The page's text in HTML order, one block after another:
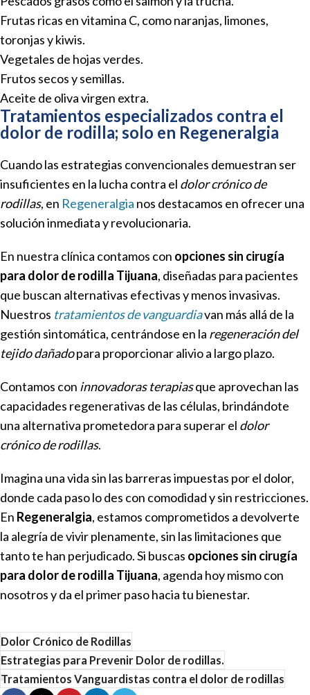
Frutas ricas en vitamina C, como naranjas, limones,
toronjas y kiwis.
Vegetales de hojas verdes.
Frutos secos y semillas.
Aceite de oliva virgen extra.
Tratamientos especializados contra el
dolor de rodilla; solo en Regeneralgia
Cuando las estrategias convencionales demuestran ser
insuficientes en la lucha contra el dolor crónico de
rodillas, en Regeneralgia nos destacamos en ofrecer una
solución inmediata y revolucionaria.
En nuestra clínica contamos con opciones sin cirugía
para dolor de rodilla Tijuana, diseñadas para pacientes
que buscan alternativas efectivas y menos invasivas.
Nuestros tratamientos de vanguardiavan más allá de la
gestión sintomática, centrándose en la regeneración del
tejido dañadopara proporcionar alivio a largo plazo.
Contamos con innovadoras terapiasque aprovechan las
capacidades regenerativas de las células, brindándote
una alternativa prometedora para superar el dolor
crónico de rodillas.
Imagina una vida sin las barreras impuestas por el dolor,
donde cada paso lo des con comodidad y sin restricciones.
En Regeneralgia, estamos comprometidos a devolverte
la alegría de vivir plenamente, sin las limitaciones que
tanto te han perjudicado. Si buscas opciones sin cirugía
para dolor de rodilla Tijuana, agenda hoy mismo con
nosotros y da el primer paso hacia tu bienestar.
Dolor Crónico de Rodillas
Estrategias para Prevenir Dolor de rodillas.
Tratamientos Vanguardistas contra el dolor de rodillas